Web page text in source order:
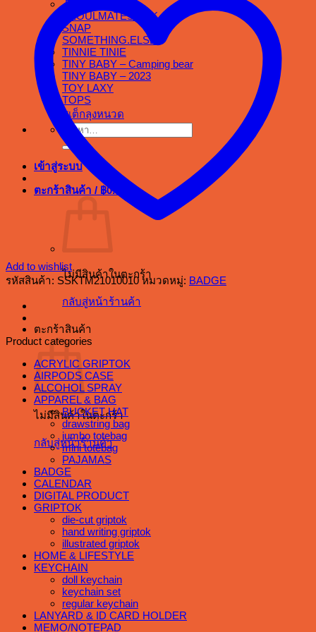
.RAR
SEOULMATES BKK
SNAP
SOMETHING.ELSE
TINNIE TINIE
TINY BABY – Camping bear
TINY BABY – 2023
TOY LAXY
TOPS
สเต็กลุงหนวด
ค้นหา:
เข้าสู่ระบบ
ตะกร้าสินค้า / ฿0.00
ไม่มีสินค้าในตะกร้า
กลับสู่หน้าร้านค้า
ตะกร้าสินค้า
ไม่มีสินค้าในตะกร้า
กลับสู่หน้าร้านค้า
Add to wishlist
รหัสสินค้า: SSKTM21010010 หมวดหมู่: BADGE
Product categories
ACRYLIC GRIPTOK
AIRPODS CASE
ALCOHOL SPRAY
APPAREL & BAG
BUCKET HAT
drawstring bag
jumbo totebag
mini totebag
PAJAMAS
BADGE
CALENDAR
DIGITAL PRODUCT
GRIPTOK
die-cut griptok
hand writing griptok
illustrated griptok
HOME & LIFESTYLE
KEYCHAIN
doll keychain
keychain set
regular keychain
LANYARD & ID CARD HOLDER
MEMO/NOTEPAD